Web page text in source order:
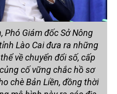
Phó Giám đốc Sở Nông
Lào Cai đưa ra những
về chuyển đổi số, cấp
cố vững chắc hồ sơ
chè Bản Liền, đồng thời